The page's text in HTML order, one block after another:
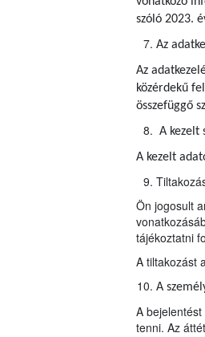
szóló 2023.
Az
Az
közérdekű
összefüggő
A kezelt
A kezelt
Ön jogosult
tájékoztatni
A tiltakozást
A
A
tenni. Az